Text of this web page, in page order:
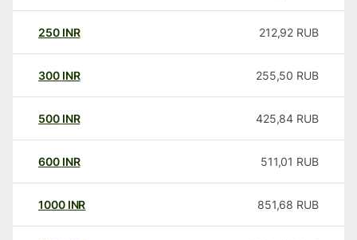
250 INR 212,92 RUB
300 INR 255,50 RUB
500 INR 425,84 RUB
600 INR 511,01 RUB
1000 INR 851,68 RUB